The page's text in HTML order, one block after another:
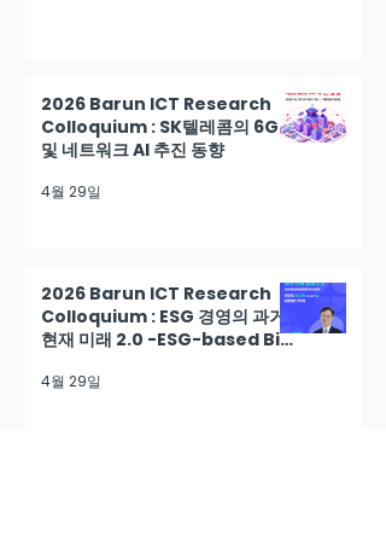
2026 Barun ICT Research
Colloquium : SK텔레콤의 6G
및 네트워크 AI 추진 동향
4월 29일
2026 Barun ICT Research
Colloquium : ESG 경영의 과거
현재 미래 2.0 -ESG-based Biz
4월 29일